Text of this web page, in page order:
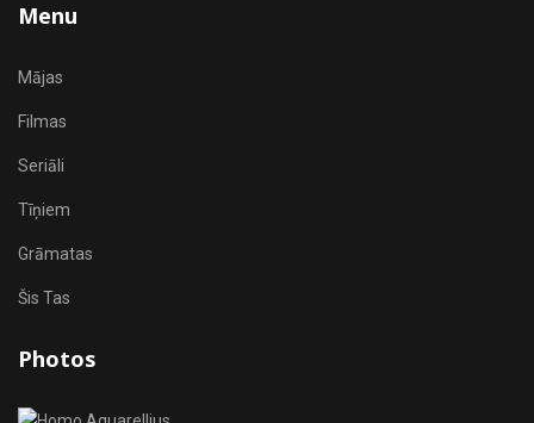
Menu
Mājas
Filmas
Seriāli
Tīņiem
Grāmatas
Šis Tas
Photos